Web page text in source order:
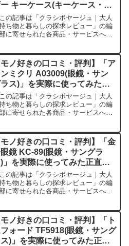
キーケース(キーケース・キ
オーガナイザー)」を実際に使
みた正直感想
の記事は「クラシボヤージュ｜大人
ち物と暮らしの探求レビュー」の編
に寄せられた各商品・サービスへの
ていませんか？けれど、毎日手にする
のだからこそ、「良いモ...
モノ好きの口コミ・評判】「ア
ミクリ A03009(眼鏡・サン
ス)」を実際に使ってみた正
想
の記事は「クラシボヤージュ｜大人
ち物と暮らしの探求レビュー」の編
に寄せられた各商品・サービスへの
体験記メガネやサングラスって、
い無難なものを...
モノ好きの口コミ・評判】「金
鏡 KC-89(眼鏡・サングラ
」を実際に使ってみた正直感
の記事は「クラシボヤージュ｜大人
ち物と暮らしの探求レビュー」の編
に寄せられた各商品・サービスへの
眼鏡やサングラス、あなたはどんな基
で選んでいますか？最近...
モノ好きの口コミ・評判】「ト
ォード TF5918(眼鏡・サング
)」を実際に使ってみた正直